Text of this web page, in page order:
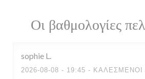
Οι βαθμολογίες
sophie L
2026-08-08 - 19:45 - ΚΑΛΕΣΜΈΝΟΙ